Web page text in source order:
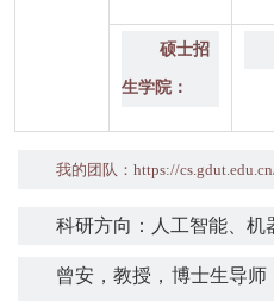
硕士招
生学院：
我的团队： https://
科研方向：人工智能、机
曾安 ，教授，博士生导师